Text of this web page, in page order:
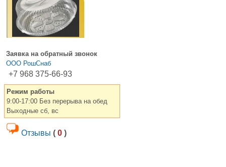
Заявка на обратный звонок
ООО РошСнаб
+7 968 375-66-93
Режим работы
9:00-17:00 Без перерыва на обед
Выходные сб, вс
Отзывы ( 0 )